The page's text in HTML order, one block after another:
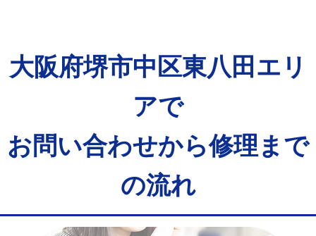
コンクリート斫り（厚さ10㎝まで） 27,500円
コンクリート斫り（厚さ10㎝超え）
モルタル補修（厚さ10㎝超え） 38,500円
大阪府堺市中区東八田エリ
アで
お問い合わせから修理まで
の流れ